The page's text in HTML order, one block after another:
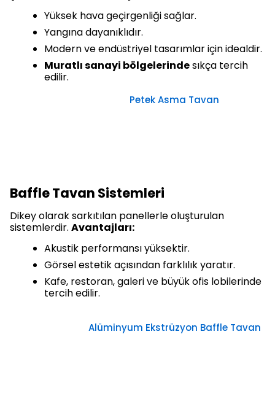
Yüksek hava geçirgenliği sağlar.
Yangına dayanıklıdır.
Modern ve endüstriyel tasarımlar için idealdir.
Muratlı sanayi bölgelerindesıkça tercih
edilir.
Petek Asma Tavan
Baffle Tavan Sistemleri
Dikey olarak sarkıtılan panellerle oluşturulan
sistemlerdir. Avantajları:
Akustik performansı yüksektir.
Görsel estetik açısından farklılık yaratır.
Kafe, restoran, galeri ve büyük ofis lobilerinde
tercih edilir.
Alüminyum Ekstrüzyon Baffle Tavan